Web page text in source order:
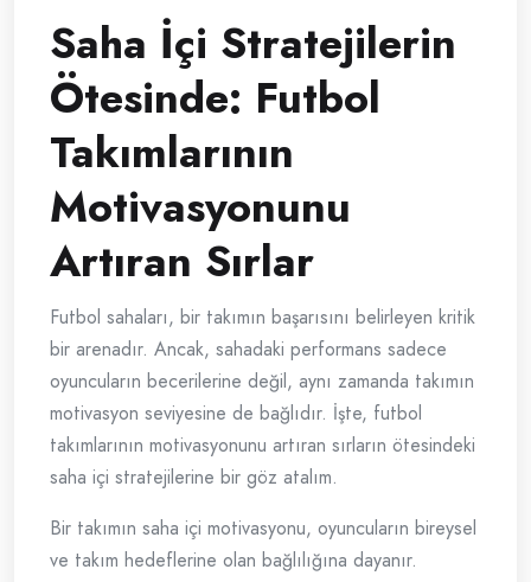
Saha İçi Stratejilerin
Ötesinde: Futbol
Takımlarının
Motivasyonunu
Artıran Sırlar
Futbol sahaları, bir takımın başarısını belirleyen kritik
bir arenadır. Ancak, sahadaki performans sadece
oyuncuların becerilerine değil, aynı zamanda takımın
motivasyon seviyesine de bağlıdır. İşte, futbol
takımlarının motivasyonunu artıran sırların ötesindeki
saha içi stratejilerine bir göz atalım.
Bir takımın saha içi motivasyonu, oyuncuların bireysel
ve takım hedeflerine olan bağlılığına dayanır.